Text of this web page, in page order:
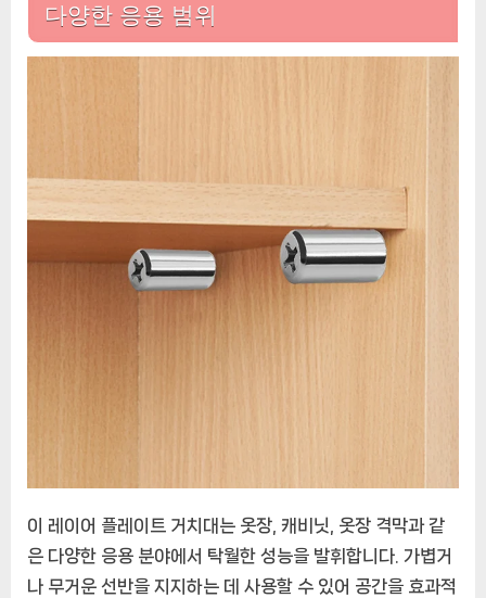
다양한 응용 범위
이 레이어 플레이트 거치대는 옷장, 캐비닛, 옷장 격막과 같
은 다양한 응용 분야에서 탁월한 성능을 발휘합니다. 가볍거
나 무거운 선반을 지지하는 데 사용할 수 있어 공간을 효과적